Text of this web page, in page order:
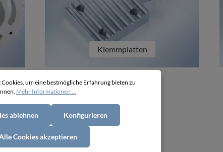
Klemmplatten
um eine bestmögliche Erfahrung bieten zu
Mehr Informationen ...
ablehnen Konfigurieren
Cookies akzeptieren